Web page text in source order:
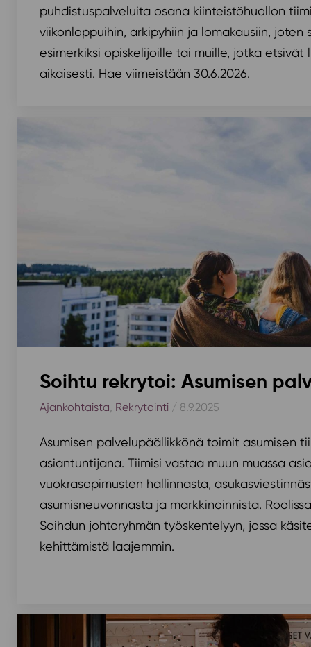
puhdistuspalveluita osana kiinteistöhuollon
viikonloppuihin, arkipyhiin ja lomakausiin, joten
esimerkiksi opiskelijoille tai muille, jotka etsivät
aikaisesti. Hae viimeistään 30.6.2026.
Soihtu rekrytoi: Asumisen
Ajankohtaista, Rekrytointi/ 8.9.2025
Asumisen palvelupäällikkönä toimit asumisen
asiantuntijana. Tiimisi vastaa muun muassa
vuokrasopimusten hallinnasta,
asumisneuvonnasta ja markkinoinnista.
Soihdun johtoryhmän työskentelyyn, jossa
kehittämistä laajemmin.